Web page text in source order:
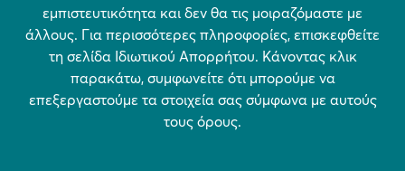
εμπιστευτικότητα και δεν θα τις μοιραζόμαστε με
άλλους. Για περισσότερες πληροφορίες, επισκεφθείτε
τη σελίδα Ιδιωτικού Απορρήτου. Κάνοντας κλικ
παρακάτω, συμφωνείτε ότι μπορούμε να
επεξεργαστούμε τα στοιχεία σας σύμφωνα με αυτούς
τους όρους.